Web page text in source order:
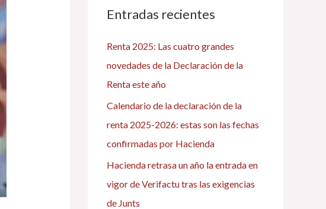
a
p
o
r
:
Entradas recientes
Renta 2025: Las cuatro grandes
novedades de la Declaración de la
Renta este año
Calendario de la declaración de la
renta 2025-2026: estas son las fechas
confirmadas por Hacienda
Hacienda retrasa un año la entrada en
vigor de Verifactu tras las exigencias
de Junts